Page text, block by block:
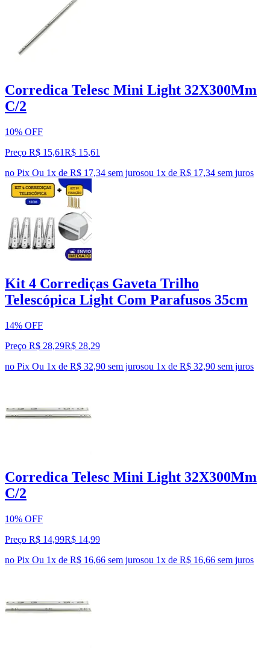
Corredica Telesc Mini Light 32X300Mm
C/2
10% OFF
Preço R$ 15,61R$ 15,61
no Pix Ou 1x de R$ 17,34 sem jurosou 1x de R$ 17,34 sem juros
Kit 4 Corrediças Gaveta Trilho
Telescópica Light Com Parafusos 35cm
14% OFF
Preço R$ 28,29R$ 28,29
no Pix Ou 1x de R$ 32,90 sem jurosou 1x de R$ 32,90 sem juros
Corredica Telesc Mini Light 32X300Mm
C/2
10% OFF
Preço R$ 14,99R$ 14,99
no Pix Ou 1x de R$ 16,66 sem jurosou 1x de R$ 16,66 sem juros